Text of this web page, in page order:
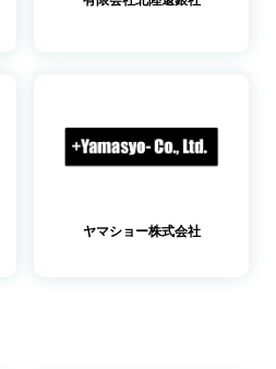
ヤマショー株式会社